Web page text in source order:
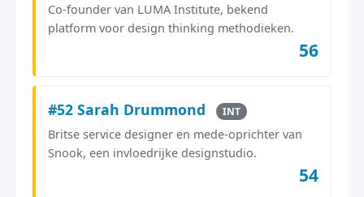
Co-founder van LUMA Institute, bekend
platform voor design thinking methodieken.
56
#52 Sarah Drummond INT
Britse service designer en mede-oprichter van
Snook, een invloedrijke designstudio.
54